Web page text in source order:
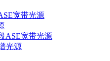
宽带光源
ASE宽带光源
光源